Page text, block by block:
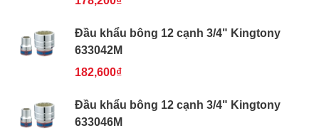
Đầu khẩu bông 12 cạnh 3/4" Kingtony
633042M
182,600₫
Đầu khẩu bông 12 cạnh 3/4" Kingtony
633046M